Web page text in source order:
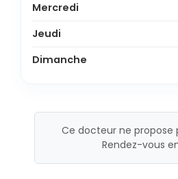
Mercredi
Jeudi
Dimanche
Ce docteur ne propose
Rendez-vous